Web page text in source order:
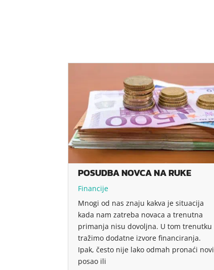
POSUDBA NOVCA NA RUKE
Financije
Mnogi od nas znaju kakva je situacija
kada nam zatreba novaca a trenutna
primanja nisu dovoljna. U tom trenutku
tražimo dodatne izvore financiranja.
Ipak, često nije lako odmah pronaći novi
posao ili